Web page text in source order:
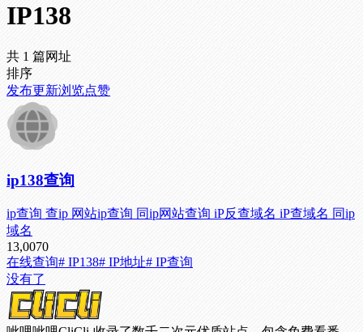
IP138
共 1 篇网址
排序
发布更新浏览点赞
ip138查询
ip查询 查ip 网站ip查询 同ip网站查询 iP反查域名 iP查域名 同ip
域名
13,0070
在线查询# IP138# IP地址# IP查询
没有了